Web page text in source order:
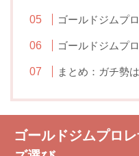
ゴールドジムプ
ゴールドジムプ
まとめ：ガチ勢
ゴールドジムプロ